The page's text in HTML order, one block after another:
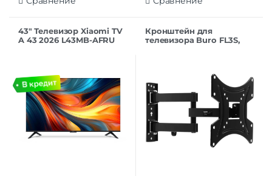
43″ Телевизор Xiaomi TV
A 43 2026 L43MB-AFRU
Кронштейн для
телевизора Buro FL3S,